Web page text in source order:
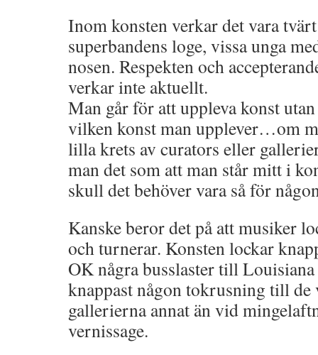
Inom konsten verkar det vara
superbandens loge, vissa unga
nosen. Respekten och
verkar inte aktuellt.
Man går för att uppleva konst
vilken konst man upplever…om
lilla krets av curators eller
man det som att man står mitt i
skull det behöver vara så för
Kanske beror det på att musiker
och turnerar. Konsten lockar
OK några busslaster till
knappast någon tokrusning till de
gallerierna annat än vid
vernissage.